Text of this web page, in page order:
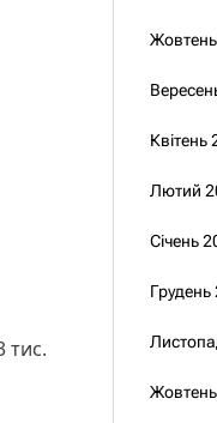
тис.
Квітень
Лютий
Січень
Грудень